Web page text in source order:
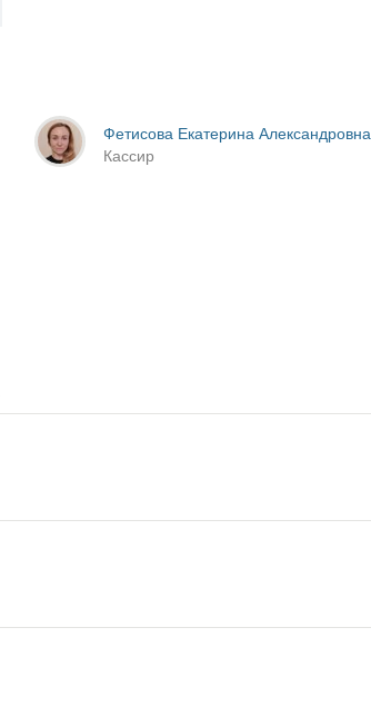
Фетисова Екатерина Александровна
Кассир